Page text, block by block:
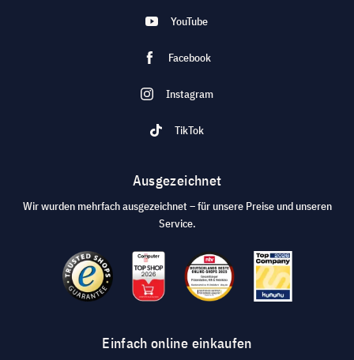
YouTube
Facebook
Instagram
TikTok
Ausgezeichnet
Wir wurden mehrfach ausgezeichnet – für unsere Preise und unseren
Service.
Einfach online einkaufen